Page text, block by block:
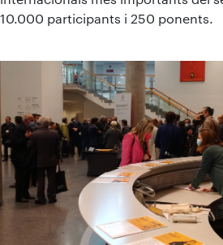
10.000 participants i 250 ponents.